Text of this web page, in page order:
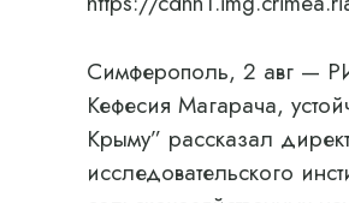
Симферополь, 2 авг —
Кефесия Магарача,
Крыму” рассказал
исследовательского